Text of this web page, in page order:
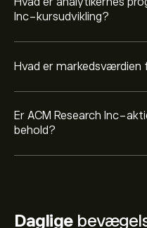
Inc-kursudvikling?
Hvad er markedsværdien
Er ACM Research Inc-
behold?
Daglige